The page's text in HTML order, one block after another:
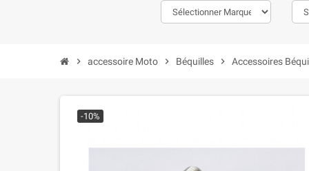
chevron_right accessoire Moto chevron_right Béquilles chevron_right Accessoires
-10%